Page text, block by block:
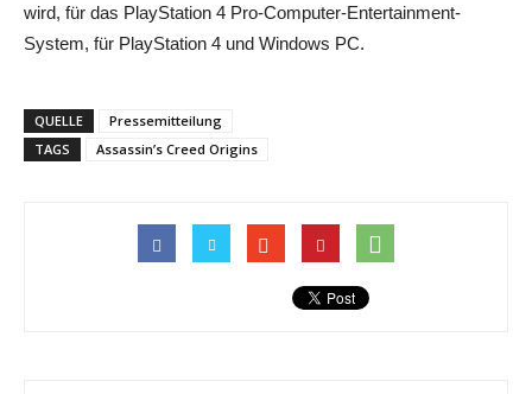
wird, für das PlayStation 4 Pro-Computer-Entertainment-
System, für PlayStation 4 und Windows PC.
QUELLE
Pressemitteilung
TAGS
Assassin’s Creed Origins